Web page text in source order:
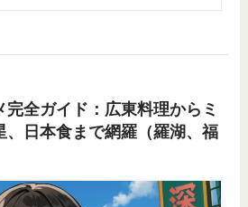
完全ガイド：広東料理からミ
、日本食まで網羅（羅湖、福